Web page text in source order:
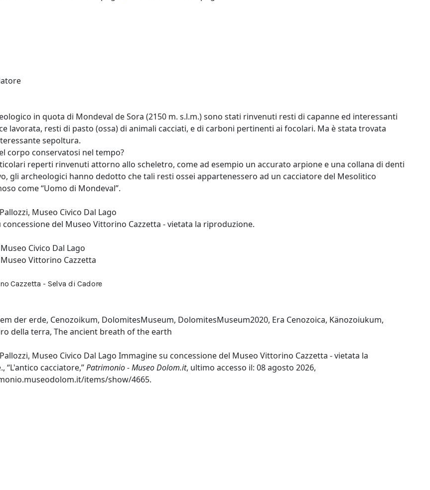
in quota di Mondeval de Sora (2150 m. s.l.m.) sono stati rinvenuti resti di capanne ed interessanti
lavorata, resti di pasto (ossa) di animali cacciati, e di carboni pertinenti ai focolari. Ma è stata trovata
sepoltura.
corpo conservatosi nel tempo?
reperti rinvenuti attorno allo scheletro, come ad esempio un accurato arpione e una collana di denti
gli archeologici hanno dedotto che tali resti ossei appartenessero ad un cacciatore del Mesolitico
come “Uomo di Mondeval”.
Museo Civico Dal Lago
del Museo Vittorino Cazzetta - vietata la riproduzione.
Museo Civico Dal Lago
Museo Vittorino Cazzetta
Cazzetta - Selva di Cadore
der erde, Cenozoikum, DolomitesMuseum, DolomitesMuseum2020, Era Cenozoica, Känozoiukum,
della terra, The ancient breath of the earth
Museo Civico Dal Lago Immagine su concessione del Museo Vittorino Cazzetta - vietata la
“L'antico cacciatore,”Patrimonio - Museo Dolom.it, ultimo accesso il: 08 agosto 2026,
items/show/4665.